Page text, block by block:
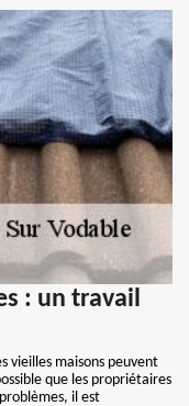
: un travail
vieilles maisons peuvent
que les propriétaires
il est